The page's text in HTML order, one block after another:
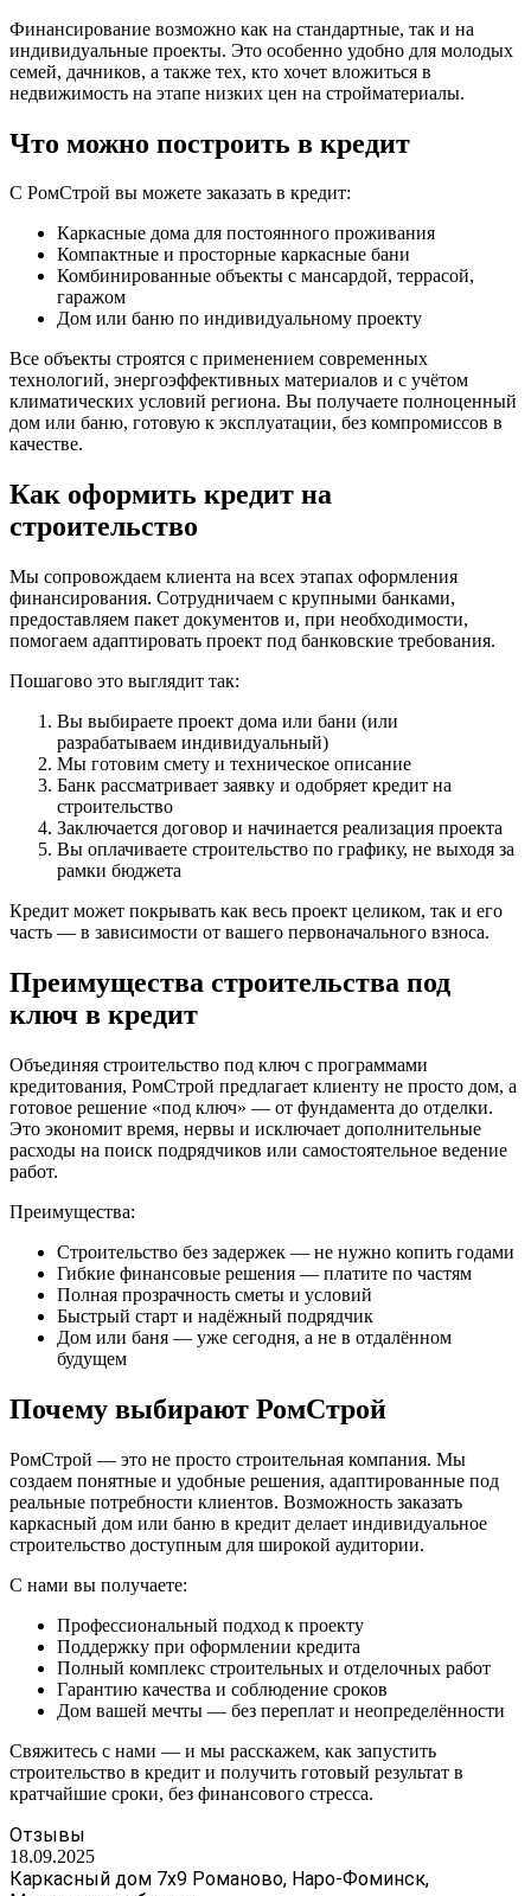
Финансирование возможно как на стандартные, так и на
индивидуальные проекты. Это особенно удобно для молодых
семей, дачников, а также тех, кто хочет вложиться в
недвижимость на этапе низких цен на стройматериалы.
Что можно построить в кредит
С РомСтрой вы можете заказать в кредит:
Каркасные дома для постоянного проживания
Компактные и просторные каркасные бани
Комбинированные объекты с мансардой, террасой,
гаражом
Дом или баню по индивидуальному проекту
Все объекты строятся с применением современных
технологий, энергоэффективных материалов и с учётом
климатических условий региона. Вы получаете полноценный
дом или баню, готовую к эксплуатации, без компромиссов в
качестве.
Как оформить кредит на
строительство
Мы сопровождаем клиента на всех этапах оформления
финансирования. Сотрудничаем с крупными банками,
предоставляем пакет документов и, при необходимости,
помогаем адаптировать проект под банковские требования.
Пошагово это выглядит так:
Вы выбираете проект дома или бани (или
разрабатываем индивидуальный)
Мы готовим смету и техническое описание
Банк рассматривает заявку и одобряет кредит на
строительство
Заключается договор и начинается реализация проекта
Вы оплачиваете строительство по графику, не выходя за
рамки бюджета
Кредит может покрывать как весь проект целиком, так и его
часть — в зависимости от вашего первоначального взноса.
Преимущества строительства под
ключ в кредит
Объединяя строительство под ключ с программами
кредитования, РомСтрой предлагает клиенту не просто дом, а
готовое решение «под ключ» — от фундамента до отделки.
Это экономит время, нервы и исключает дополнительные
расходы на поиск подрядчиков или самостоятельное ведение
работ.
Преимущества:
Строительство без задержек — не нужно копить годами
Гибкие финансовые решения — платите по частям
Полная прозрачность сметы и условий
Быстрый старт и надёжный подрядчик
Дом или баня — уже сегодня, а не в отдалённом
будущем
Почему выбирают РомСтрой
РомСтрой — это не просто строительная компания. Мы
создаем понятные и удобные решения, адаптированные под
реальные потребности клиентов. Возможность заказать
каркасный дом или баню в кредит делает индивидуальное
строительство доступным для широкой аудитории.
С нами вы получаете:
Профессиональный подход к проекту
Поддержку при оформлении кредита
Полный комплекс строительных и отделочных работ
Гарантию качества и соблюдение сроков
Дом вашей мечты — без переплат и неопределённости
Свяжитесь с нами — и мы расскажем, как запустить
строительство в кредит и получить готовый результат в
кратчайшие сроки, без финансового стресса.
Отзывы
18.09.2025
Каркасный дом 7х9 Романово, Наро-Фоминск,